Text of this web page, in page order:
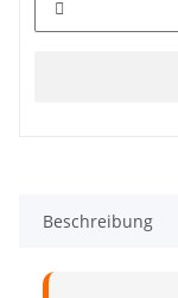
Beschreibung